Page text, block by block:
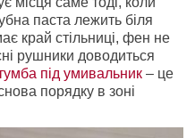
паста лежить біля
край стільниці, фен не
рушники доводиться
під умивальник – це
порядку в зоні